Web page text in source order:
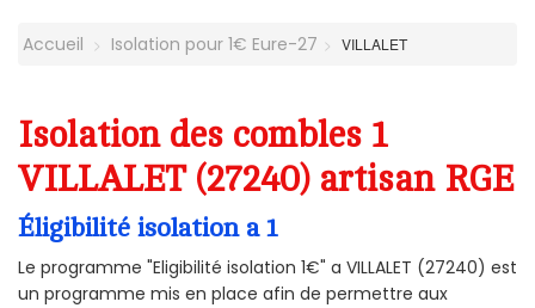
Accueil Isolation pour 1€ Eure-27 VILLALET
Isolation des combles 1
VILLALET (27240) artisan RGE
Éligibilité isolation a 1
Le programme "Eligibilité isolation 1€" a VILLALET (27240) est
un programme mis en place afin de permettre aux